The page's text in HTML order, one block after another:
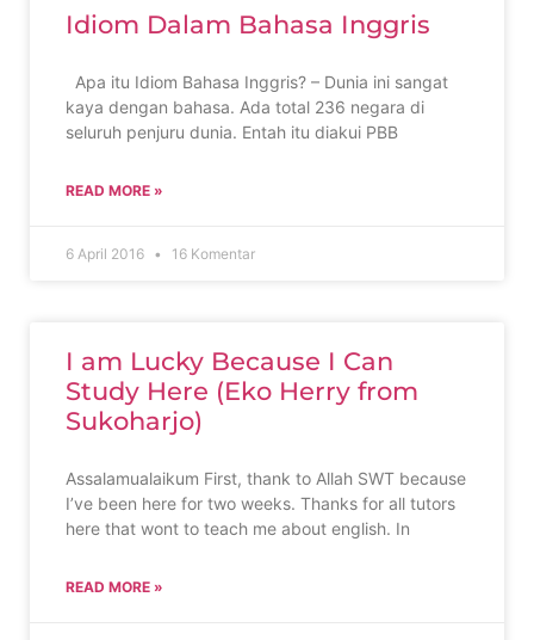
Idiom Dalam Bahasa Inggris
Apa itu Idiom Bahasa Inggris? – Dunia ini sangat
kaya dengan bahasa. Ada total 236 negara di
seluruh penjuru dunia. Entah itu diakui PBB
READ MORE »
6 April 2016 16 Komentar
I am Lucky Because I Can
Study Here (Eko Herry from
Sukoharjo)
Assalamualaikum First, thank to Allah SWT because
I’ve been here for two weeks. Thanks for all tutors
here that wont to teach me about english. In
READ MORE »